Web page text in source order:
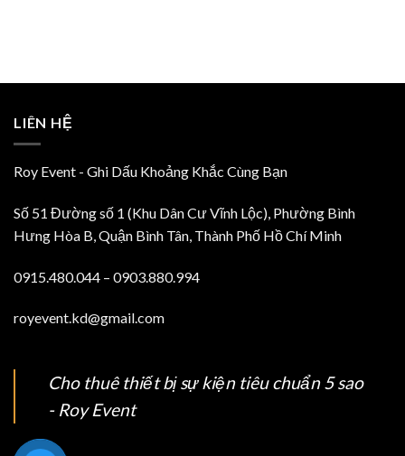
LIÊN HỆ
Roy Event - Ghi Dấu Khoảng Khắc Cùng Bạn
Số 51 Đường số 1 (Khu Dân Cư Vĩnh Lộc), Phường Bình
Hưng Hòa B, Quận Bình Tân, Thành Phố Hồ Chí Minh
0915.480.044 – 0903.880.994
royevent.kd@gmail.com
Cho thuê thiết bị sự kiện tiêu chuẩn 5 sao
- Roy Event